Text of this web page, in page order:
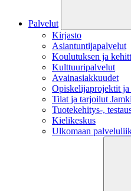
Palvelut
Kirjasto
Asiantuntijapalvelut
Koulutuksen ja
Kulttuuripalvelut
Avainasiakkuudet
Opiskelijaprojektit​
Tilat ja tarjoilut
Tuotekehitys-,
Kielikeskus
Ulkomaan